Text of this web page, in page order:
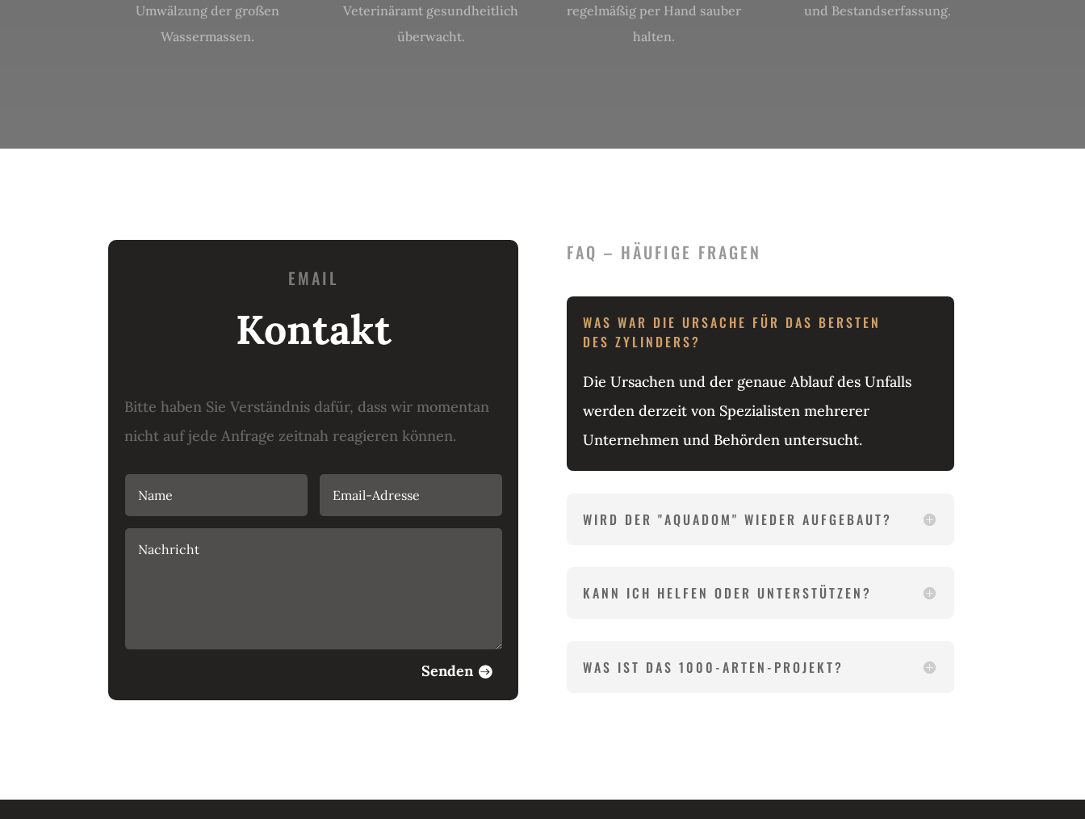
Umwälzung der großen
Wassermassen.
Veterinäramt gesundheitlich
überwacht.
regelmäßig per Hand sauber
halten.
und Bestandserfassung.
EMAIL
Kontakt
Bitte haben Sie Verständnis dafür, dass wir momentan
nicht auf jede Anfrage zeitnah reagieren können.
Senden
FAQ – HÄUFIGE FRAGEN
WAS WAR DIE URSACHE FÜR DAS BERSTEN
DES ZYLINDERS?
Die Ursachen und der genaue Ablauf des Unfalls
werden derzeit von Spezialisten mehrerer
Unternehmen und Behörden untersucht.
WIRD DER "AQUADOM" WIEDER AUFGEBAUT?
KANN ICH HELFEN ODER UNTERSTÜTZEN?
WAS IST DAS 1000-ARTEN-PROJEKT?